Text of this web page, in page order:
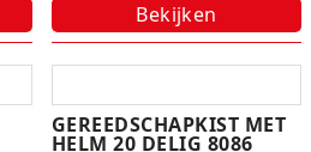
Bekijken
GEREEDSCHAPKIST MET
HELM 20 DELIG 8086